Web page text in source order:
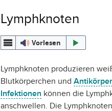
Lymphknoten
Vorlesen
Lymphknoten produzieren
Blutkörperchen und Antikörper
Infektionen können die
anschwellen. Die